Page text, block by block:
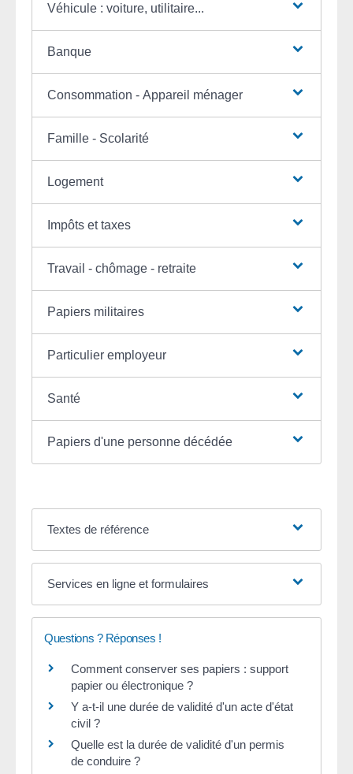
Véhicule : voiture, utilitaire...
Banque
Consommation - Appareil ménager
Famille - Scolarité
Logement
Impôts et taxes
Travail - chômage - retraite
Papiers militaires
Particulier employeur
Santé
Papiers d'une personne décédée
Textes de référence
Services en ligne et formulaires
Questions ? Réponses !
Comment conserver ses papiers : support
papier ou électronique ?
Y a-t-il une durée de validité d'un acte d'état
civil ?
Quelle est la durée de validité d'un permis
de conduire ?